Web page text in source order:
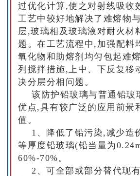
过优化计算,使之对射线吸收
工艺中较好地解决了难熔物
层,玻璃相及玻璃液对耐火材
题。在工艺流程中,加强配料
氧化物和助熔剂均匀包起难
列搅拌措施,上中、下反复移
决分层分相问题。
该防护铅玻璃与普通铅玻
优点,具有较广泛的应用前景
值。
1、降低了铅污染,减少造
等厚度铅玻璃(铅当量为
60%-70%。
2、可全部或部分替代现